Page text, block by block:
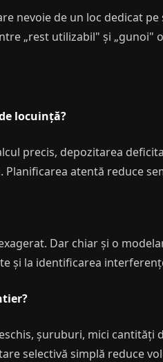
nevoie de un loc dedicat
„rest utilizabil" și „gunoi"
locuință?
precis, depozitarea
atentă reduce
Dar chiar și o
și la identificarea
șuruburi, mici cantități
selectivă simplă reduce